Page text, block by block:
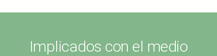
Implicados con el medio